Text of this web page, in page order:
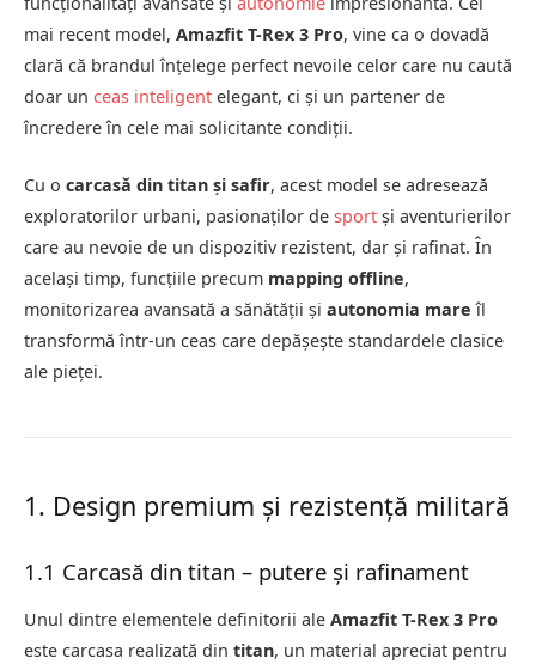
mai recent model, Amazfit T-Rex 3 Pro, vine ca o dovadă
clară că brandul înțelege perfect nevoile celor care nu caută
doar un ceas inteligent elegant, ci și un partener de
încredere în cele mai solicitante condiții.
Cu o carcasă din titan și safir, acest model se adresează
exploratorilor urbani, pasionaților de sport și aventurierilor
care au nevoie de un dispozitiv rezistent, dar și rafinat. În
același timp, funcțiile precum mapping offline,
monitorizarea avansată a sănătății și autonomia mare îl
transformă într-un ceas care depășește standardele clasice
ale pieței.
1. Design premium și rezistență militară
1.1 Carcasă din titan – putere și rafinament
Unul dintre elementele definitorii ale Amazfit T-Rex 3 Pro
este carcasa realizată din titan, un material apreciat pentru